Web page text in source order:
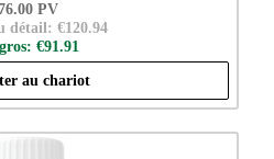
PV
détail: €120.94
€91.91
au chariot